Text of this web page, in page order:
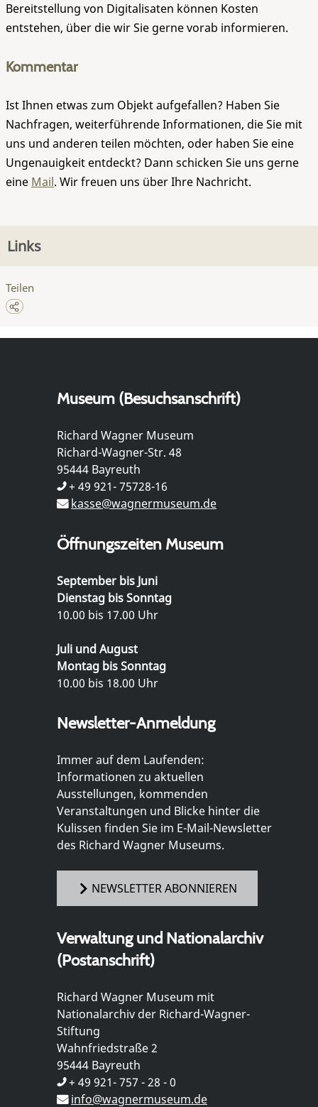
Bereitstellung von Digitalisaten können Kosten
entstehen, über die wir Sie gerne vorab informieren.
Kommentar
Ist Ihnen etwas zum Objekt aufgefallen? Haben Sie
Nachfragen, weiterführende Informationen, die Sie mit
uns und anderen teilen möchten, oder haben Sie eine
Ungenauigkeit entdeckt? Dann schicken Sie uns gerne
eine Mail. Wir freuen uns über Ihre Nachricht.
Links
Teilen
Museum (Besuchsanschrift)
Richard Wagner Museum
Richard-Wagner-Str. 48
95444 Bayreuth
+ 49 921- 75728-16
kasse@wagnermuseum.de
Öffnungszeiten Museum
September bis Juni
Dienstag bis Sonntag
10.00 bis 17.00 Uhr
Juli und August
Montag bis Sonntag
10.00 bis 18.00 Uhr
Newsletter-Anmeldung
Immer auf dem Laufenden:
Informationen zu aktuellen
Ausstellungen, kommenden
Veranstaltungen und Blicke hinter die
Kulissen finden Sie im E-Mail-Newsletter
des Richard Wagner Museums.
NEWSLETTER ABONNIEREN
Verwaltung und Nationalarchiv
(Postanschrift)
Richard Wagner Museum mit
Nationalarchiv der Richard-Wagner-
Stiftung
Wahnfriedstraße 2
95444 Bayreuth
+ 49 921- 757 - 28 - 0
info@wagnermuseum.de